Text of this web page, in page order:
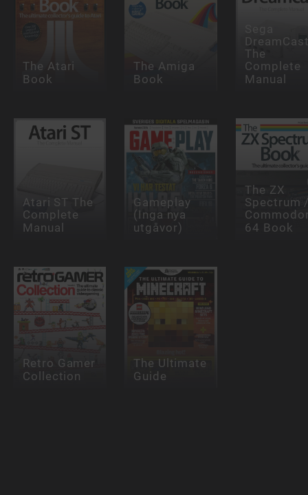
The Atari
Book
The Amiga
Book
The
Complete
Manual
Atari ST The
Complete
Manual
Gameplay
(Inga nya
utgåvor)
The ZX
Spectrum
64 Book
Retro Gamer
Collection
The Ultimate
Guide